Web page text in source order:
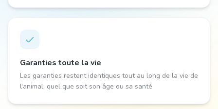
Garanties toute la vie
Les garanties restent identiques tout au long de la vie de
l'animal, quel que soit son âge ou sa santé